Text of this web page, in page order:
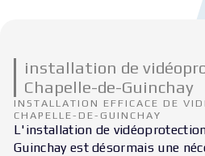
installation de
Chapelle-de-Guinchay
INSTALLATION EFFICACE DE
CHAPELLE-DE-GUINCHAY
L'installation de
Guinchay est désormais une